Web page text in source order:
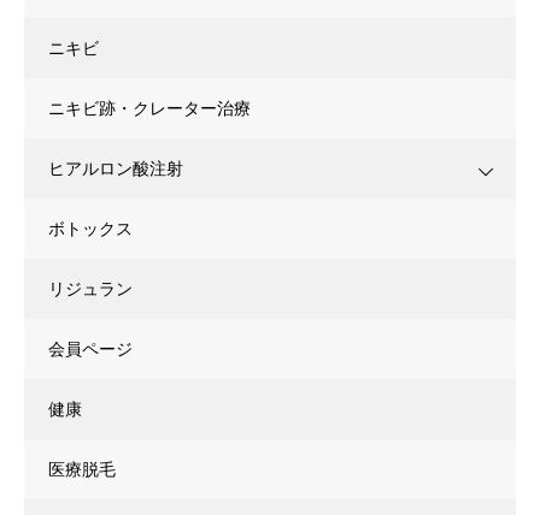
ニキビ
ニキビ跡・クレーター治療
ヒアルロン酸注射
ボトックス
リジュラン
会員ページ
健康
医療脱毛